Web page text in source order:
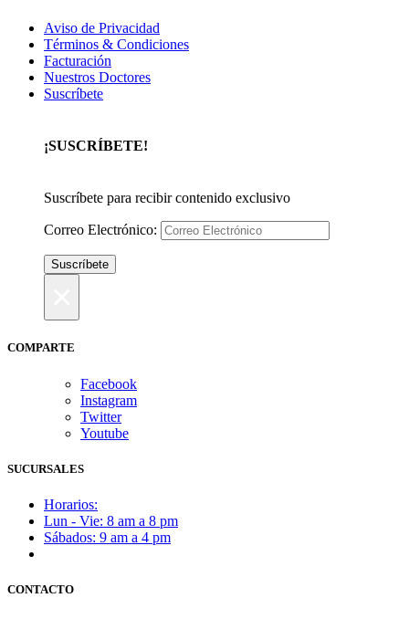
Aviso de Privacidad
Términos & Condiciones
Facturación
Nuestros Doctores
Suscríbete
¡SUSCRÍBETE!
Suscríbete para recibir contenido exclusivo
Correo Electrónico:
COMPARTE
Facebook
Instagram
Twitter
Youtube
SUCURSALES
Horarios:
Lun - Vie: 8 am a 8 pm
Sábados: 9 am a 4 pm
CONTACTO